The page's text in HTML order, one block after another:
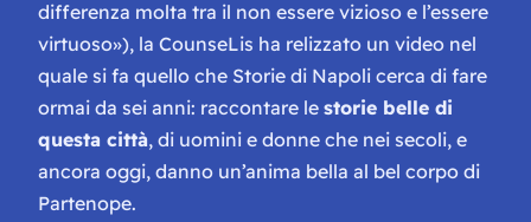
differenza molta tra il non essere vizioso e l’essere
virtuoso»), la CounseLis ha relizzato un video nel
quale si fa quello che Storie di Napoli cerca di fare
ormai da sei anni: raccontare le storie belle di
questa città, di uomini e donne che nei secoli, e
ancora oggi, danno un’anima bella al bel corpo di
Partenope.